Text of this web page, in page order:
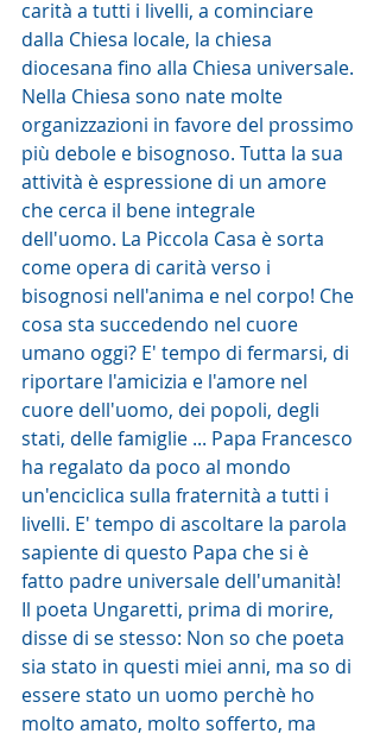
carità a tutti i livelli, a cominciare
dalla Chiesa locale, la chiesa
diocesana fino alla Chiesa universale.
Nella Chiesa sono nate molte
organizzazioni in favore del prossimo
più debole e bisognoso. Tutta la sua
attività è espressione di un amore
che cerca il bene integrale
dell'uomo. La Piccola Casa è sorta
come opera di carità verso i
bisognosi nell'anima e nel corpo! Che
cosa sta succedendo nel cuore
umano oggi? E' tempo di fermarsi, di
riportare l'amicizia e l'amore nel
cuore dell'uomo, dei popoli, degli
stati, delle famiglie ... Papa Francesco
ha regalato da poco al mondo
un'enciclica sulla fraternità a tutti i
livelli. E' tempo di ascoltare la parola
sapiente di questo Papa che si è
fatto padre universale dell'umanità!
Il poeta Ungaretti, prima di morire,
disse di se stesso: Non so che poeta
sia stato in questi miei anni, ma so di
essere stato un uomo perchè ho
molto amato, molto sofferto, ma